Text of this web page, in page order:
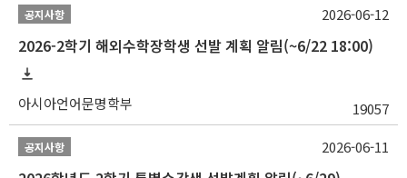
공지사항
2026-2학기 해외수학장학생 선발 계획 알림(~6/22 18:00)
아시아언어문명학부 19057
2026-06-12
공지사항 2026-06-11